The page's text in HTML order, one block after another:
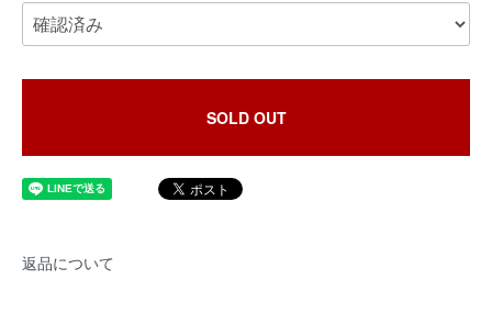
SOLD OUT
返品について